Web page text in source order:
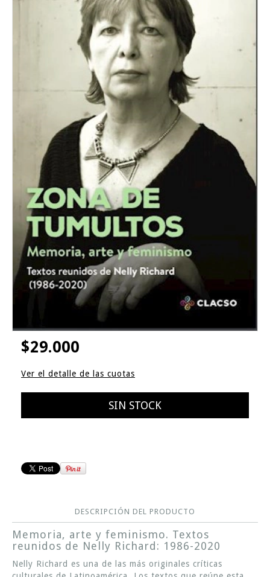
$29.000
Ver el detalle de las cuotas
DESCRIPCIÓN DEL PRODUCTO
Memoria, arte y feminismo. Textos
reunidos de Nelly Richard: 1986-2020
Nelly Richard es una de las más originales críticas